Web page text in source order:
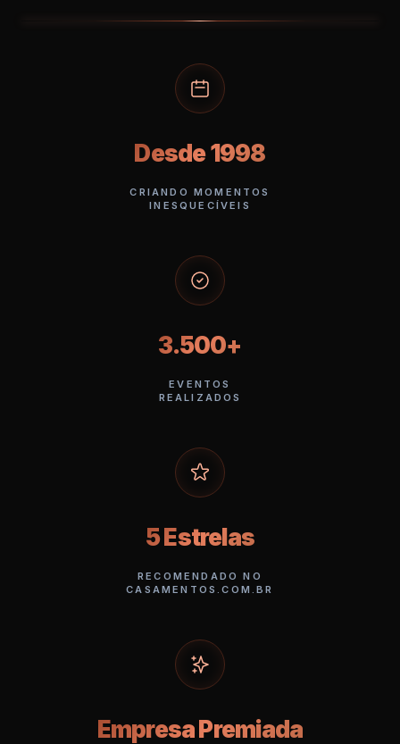
Desde 1998
CRIANDO MOMENTOS
INESQUECÍVEIS
3.500+
EVENTOS
REALIZADOS
5 Estrelas
RECOMENDADO NO
CASAMENTOS.COM.BR
Empresa Premiada